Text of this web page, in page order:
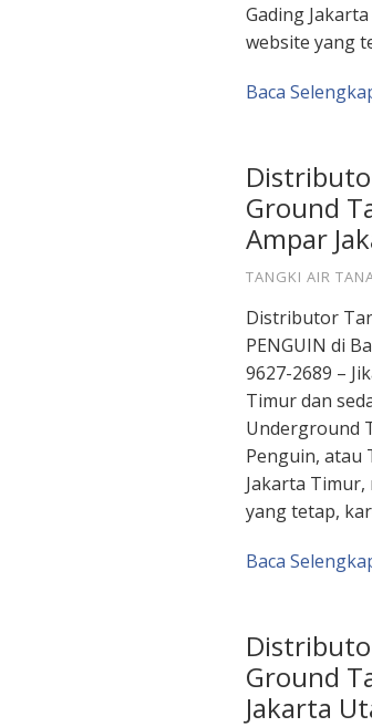
Gading
website yang
Baca
Ground
Ampar
TANGKI AIR
Distributor
PENGUIN di
9627-2689 –
Timur dan
Underground
Penguin, atau
Jakarta Timur,
yang tetap,
Baca
Ground
Jakarta